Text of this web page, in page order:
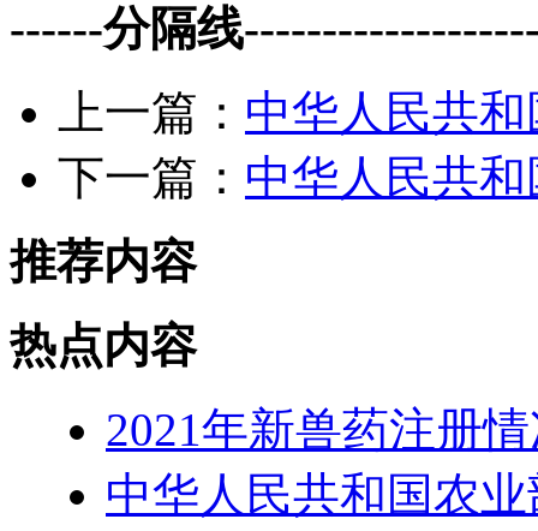
------分隔线
上一篇： 中华人民共
下一篇： 中华人民共
推荐内容
热点内容
2021年新兽药注册
中华人民共和国农